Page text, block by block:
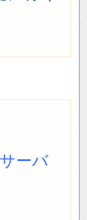
ーバ